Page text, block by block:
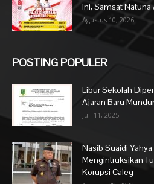
Ini, Samsat Natuna
Agustus 10, 2026
POSTING POPULER
Libur Sekolah
Ajaran Baru
Juli 11, 2025
Nasib Suaidi
Mengintruksikan
Korupsi Caleg